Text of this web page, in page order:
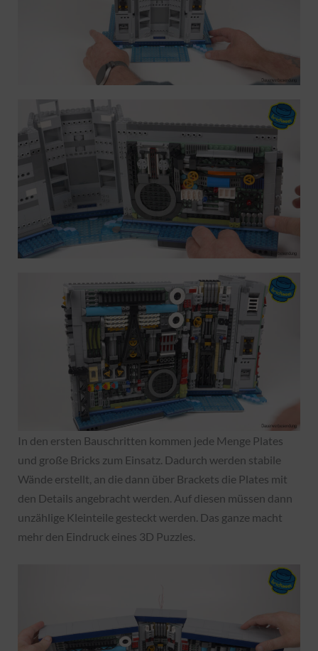
In den ersten Bauschritten kommen jede Menge Plates
und große Bricks zum Einsatz. Dadurch werden stabile
Wände erstellt, an die dann über Brackets die Plates mit
den Details angebracht werden. Auf diesen müssen dann
unzählige Kleinteile gesteckt werden. Das ganze macht
mehr den Eindruck eines 3D Puzzles.